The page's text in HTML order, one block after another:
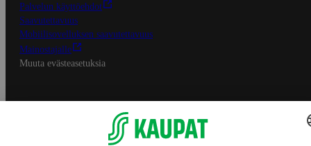
Palvelun käyttöehdot
Saavutettavuus
Mobiilisovelluksen saavutettavuus
Mainostajalle
Muuta evästeasetuksia
S-ryhmän palvelut